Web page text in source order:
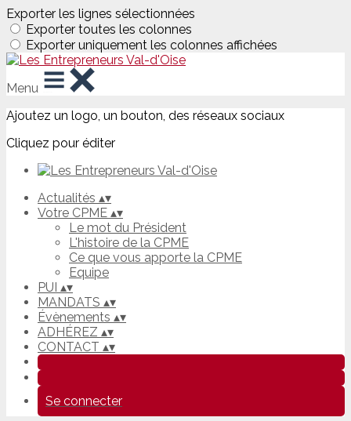
Exporter les lignes sélectionnées
Exporter toutes les colonnes
Exporter uniquement les colonnes affichées
Menu
Ajoutez un logo, un bouton, des réseaux sociaux
Cliquez pour éditer
Actualités ▴▾
Votre CPME ▴▾
Le mot du Président
L'histoire de la CPME
Ce que vous apporte la CPME
Equipe
PUI ▴▾
MANDATS ▴▾
Évènements ▴▾
ADHÉREZ ▴▾
CONTACT ▴▾
Se connecter